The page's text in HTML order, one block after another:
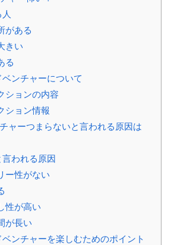
がある
きい
る
ンチャーについて
ションの内容
ション情報
ャーつまらないと言われる原因は
われる原因
ー性がない
性が高い
が長い
ンチャーを楽しむためのポイント